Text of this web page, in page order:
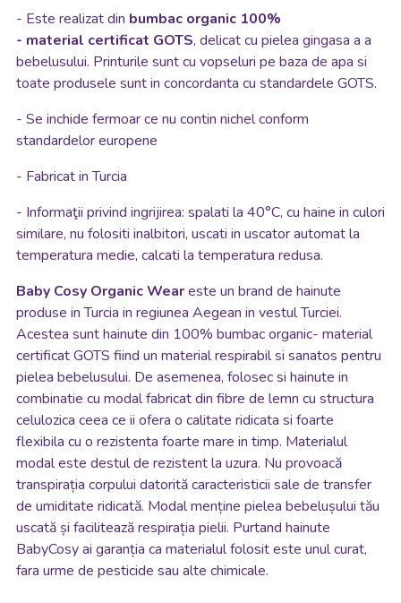
- Este realizat din bumbac organic 100%
- material certificat GOTS, delicat cu pielea gingasa a a
bebelusului. Printurile sunt cu vopseluri pe baza de apa si
toate produsele sunt in concordanta cu standardele GOTS.
- Se inchide fermoar ce nu contin nichel conform
standardelor europene
- Fabricat in Turcia
- Informaţii privind ingrijirea: spalati la 40°C, cu haine in culori
similare, nu folositi inalbitori, uscati in uscator automat la
temperatura medie, calcati la temperatura redusa.
Baby Cosy Organic Weareste un brand de hainute
produse in Turcia in regiunea Aegean in vestul Turciei.
Acestea sunt hainute din 100% bumbac organic- material
certificat GOTS fiind un material respirabil si sanatos pentru
pielea bebelusului. De asemenea, folosec si hainute in
combinatie cu modal fabricat din fibre de lemn cu structura
celulozica ceea ce ii ofera o calitate ridicata si foarte
flexibila cu o rezistenta foarte mare in timp. Materialul
modal este destul de rezistent la uzura. Nu provoacă
transpirația corpului datorită caracteristicii sale de transfer
de umiditate ridicată. Modal menține pielea bebelușului tău
uscată și facilitează respirația pielii. Purtand hainute
BabyCosy ai garanția ca materialul folosit este unul curat,
fara urme de pesticide sau alte chimicale.